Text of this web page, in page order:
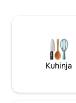
Kuhinja